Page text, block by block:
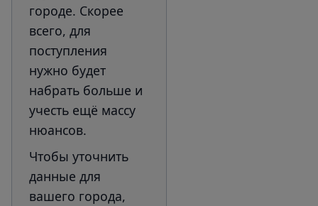
городе. Скорее
всего, для
поступления
нужно будет
набрать больше и
учесть ещё массу
нюансов.
Чтобы уточнить
данные для
вашего города,